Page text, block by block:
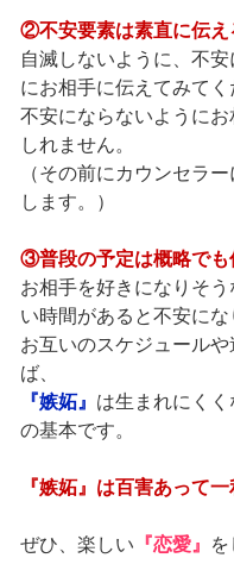
②不安要素は素直に伝え
自滅しないように、不
にお相手に伝えてみてく
不安にならないように
しれません。
（その前にカウンセラ
します。）
③普段の予定は概略でも
お相手を好きになりそ
い時間があると不安にな
お互いのスケジュール
ば、
『嫉妬』 は生まれにく
の基本です。
『嫉妬』は百害あって一
ぜひ、楽しい 『恋愛』